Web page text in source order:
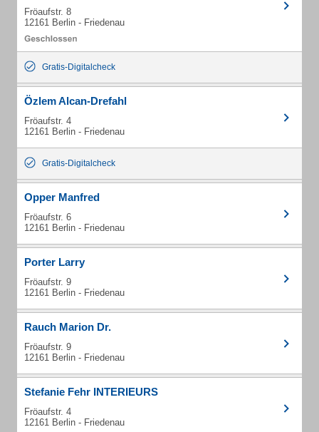
Fröaufstr. 8
12161 Berlin - Friedenau
Gratis-Digitalcheck
Özlem Alcan-Drefahl
Fröaufstr. 4
12161 Berlin - Friedenau
Gratis-Digitalcheck
Opper Manfred
Fröaufstr. 6
12161 Berlin - Friedenau
Porter Larry
Fröaufstr. 9
12161 Berlin - Friedenau
Rauch Marion Dr.
Fröaufstr. 9
12161 Berlin - Friedenau
Stefanie Fehr INTERIEURS
Fröaufstr. 4
12161 Berlin - Friedenau